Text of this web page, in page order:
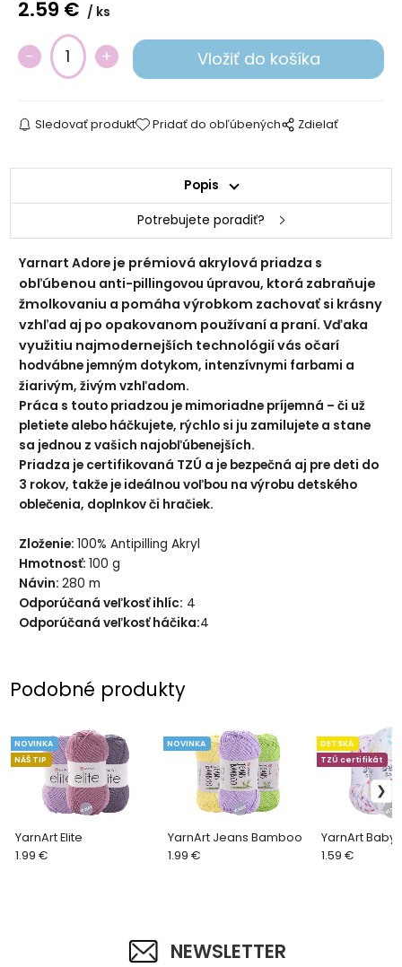
334 šafránová 360 svetlá marhuľová
333 marhuľová
361 pastelová ružová
339 detská ružová 364 púdrová
2.59 € ks
Sledovať produkt Pridať do obľúbených Zdielať
Popis
Potrebujete poradiť?
Yarnart Adore je prémiová akrylová priadza s
obľúbenou anti-pillingovou úpravou, ktorá zabraňuje
žmolkovaniu a pomáha výrobkom zachovať si krásny
vzhľad aj po opakovanom používaní a praní. Vďaka
využitiu najmodernejších technológií vás očarí
hodvábne jemným dotykom, intenzívnymi farbami a
žiarivým, živým vzhľadom.
Práca s touto priadzou je mimoriadne príjemná – či už
pletiete alebo háčkujete, rýchlo si ju zamilujete a stane
sa jednou z vašich najobľúbenejších.
Priadza je certifikovaná TZÚ a je bezpečná aj pre deti do
3 rokov, takže je ideálnou voľbou na výrobu detského
oblečenia, doplnkov či hračiek.
Zloženie:100% Antipilling Akryl
Hmotnosť:100 g
Návin:280 m
Odporúčaná veľkosť ihlíc: 4
Odporúčaná veľkosť háčika:4
Podobné produkty
YarnArt Elite
NOVINKA
NÁŠ TIP
1.99 €
YarnArt Jeans Bamboo
NOVINKA
1.99 €
YarnArt Baby
DETSKÁ
TZÚ certifikát
1.59 €
NEWSLETTER